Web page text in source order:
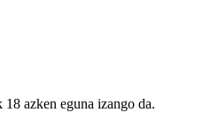
azken eguna izango da.